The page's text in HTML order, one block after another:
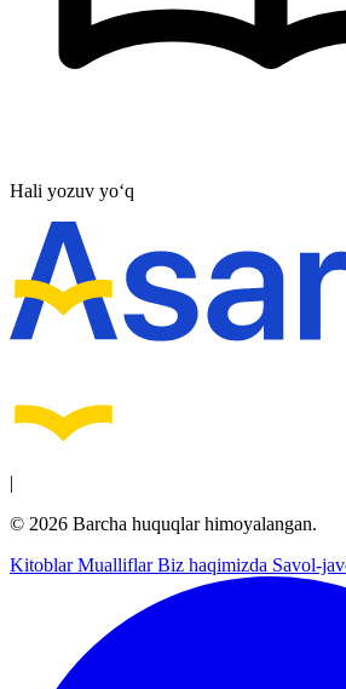
Hali yozuv yo‘q
|
© 2026 Barcha huquqlar himoyalangan.
KitoblarMualliflarBiz haqimizda Savol-